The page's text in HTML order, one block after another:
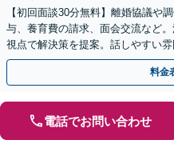
【初回面談30分無料】離婚協議や
与、養育費の請求、面会交流など
視点で解決策を提案。話しやすい
を心がけます【休日・夜間面談OK
料金
電話でお問い合わせ